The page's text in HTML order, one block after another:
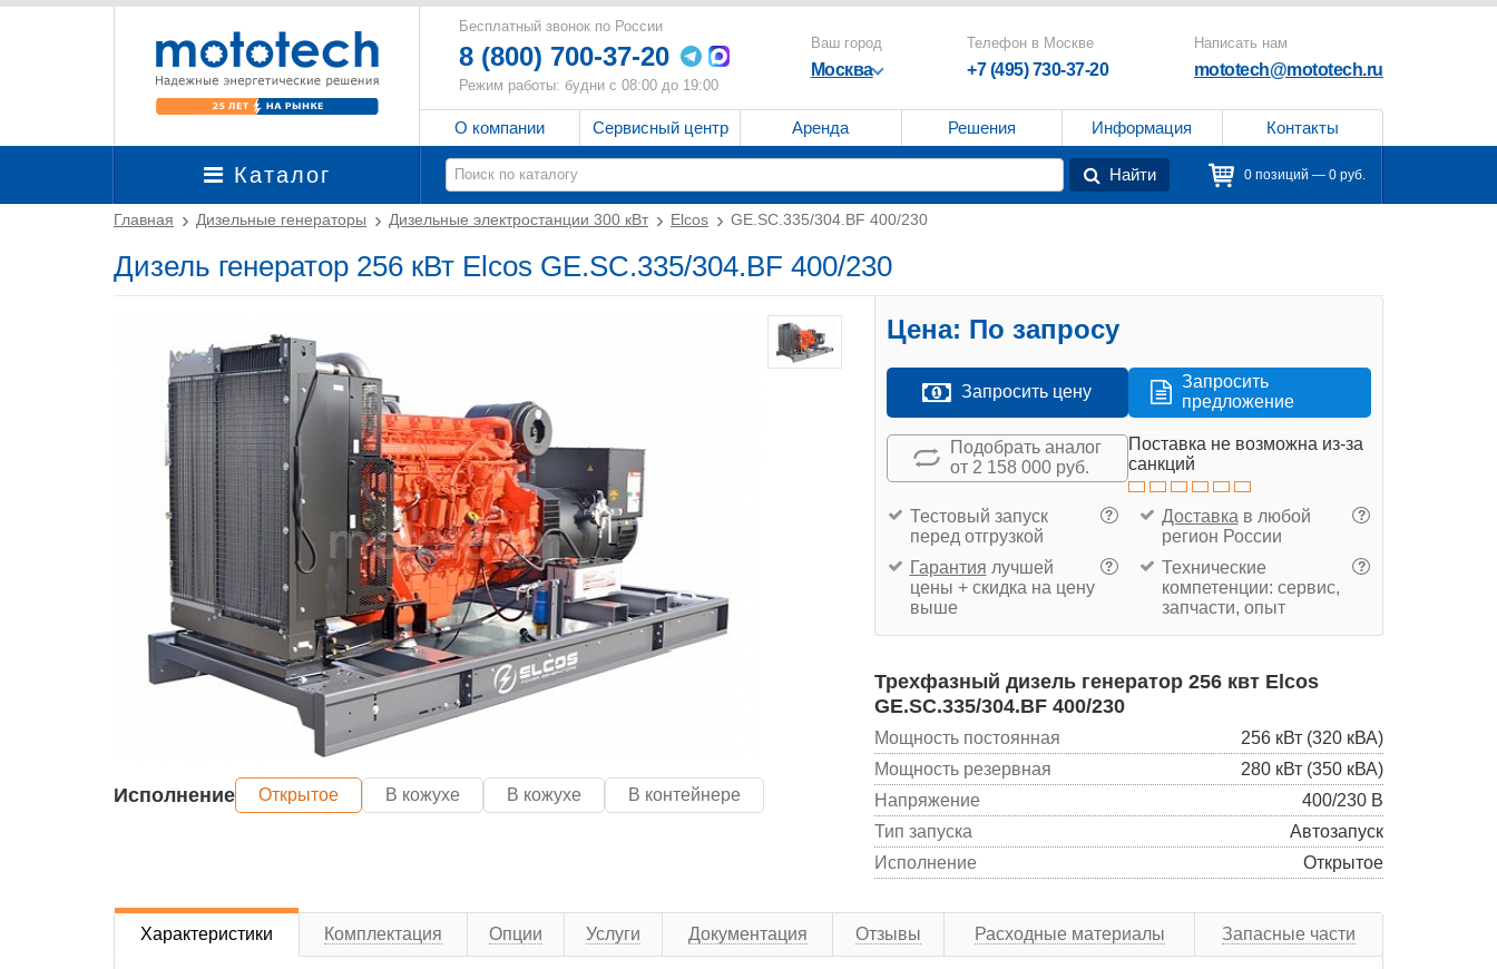
Бесплатный звонок по России
8 (800) 700-37-20
Режим работы: будни с 08:00 до 19:00
Ваш город
Москва
Телефон в Москве
+7 (495) 730-37-20
Написать нам
mototech@mototech.ru
О компании Сервисный центр Аренда Решения Информация Контакты
Каталог Найти 0 позиций — 0 руб.
Главная Дизельные генераторы Дизельные электростанции 300 кВт Elcos GE.SC.335/304.BF 400/230
Дизель генератор 256 кВт Elcos GE.SC.335/304.BF 400/230
Исполнение Открытое В кожухе В кожухе В контейнере
Цена: По запросу
Запросить цену
Запросить
предложение
Подобрать аналог
от 2 158 000 руб.
Поставка не возможна из-за
санкций
?
Тестовый запуск
перед отгрузкой
?
Доставка в любой
регион России
?
Гарантия лучшей
цены + скидка на цену
выше
?
Технические
компетенции: сервис,
запчасти, опыт
Трехфазный дизель генератор 256 квт Elcos
GE.SC.335/304.BF 400/230
Мощность постоянная
256 кВт (320 кВА)
Мощность резервная
280 кВт (350 кВА)
Напряжение
400/230 В
Тип запуска
Автозапуск
Исполнение
Открытое
Характеристики Комплектация Опции Услуги Документация Отзывы Расходные материалы Запасные части